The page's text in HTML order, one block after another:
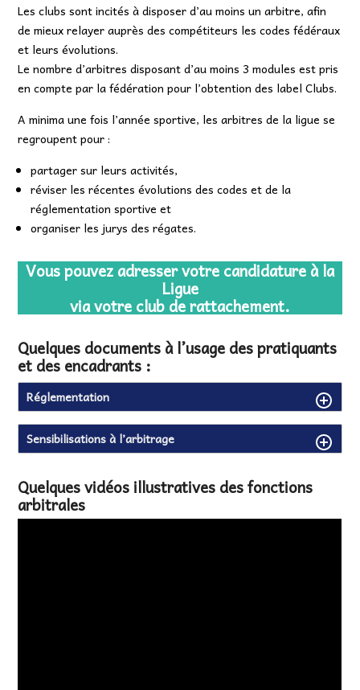
Les clubs sont incités à disposer d’au moins un arbitre, afin
de mieux relayer auprès des compétiteurs les codes fédéraux
et leurs évolutions.
Le nombre d’arbitres disposant d’au moins 3 modules est pris
en compte par la fédération pour l’obtention des label Clubs.
A minima une fois l’année sportive, les arbitres de la ligue se
regroupent pour :
partager sur leurs activités,
réviser les récentes évolutions des codes et de la
réglementation sportive et
organiser les jurys des régates.
Vous pouvez adresser votre candidature à la
Ligue
via votre club de rattachement.
Quelques documents à l’usage des pratiquants
et des encadrants :
Réglementation
Sensibilisations à l’arbitrage
Quelques vidéos illustratives des fonctions
arbitrales